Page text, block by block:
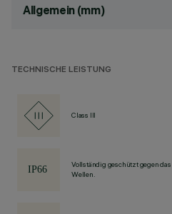
Allgemein (mm)
TECHNISCHE LEISTUNG
Class III
Vollständig geschützt gegen
Wellen.